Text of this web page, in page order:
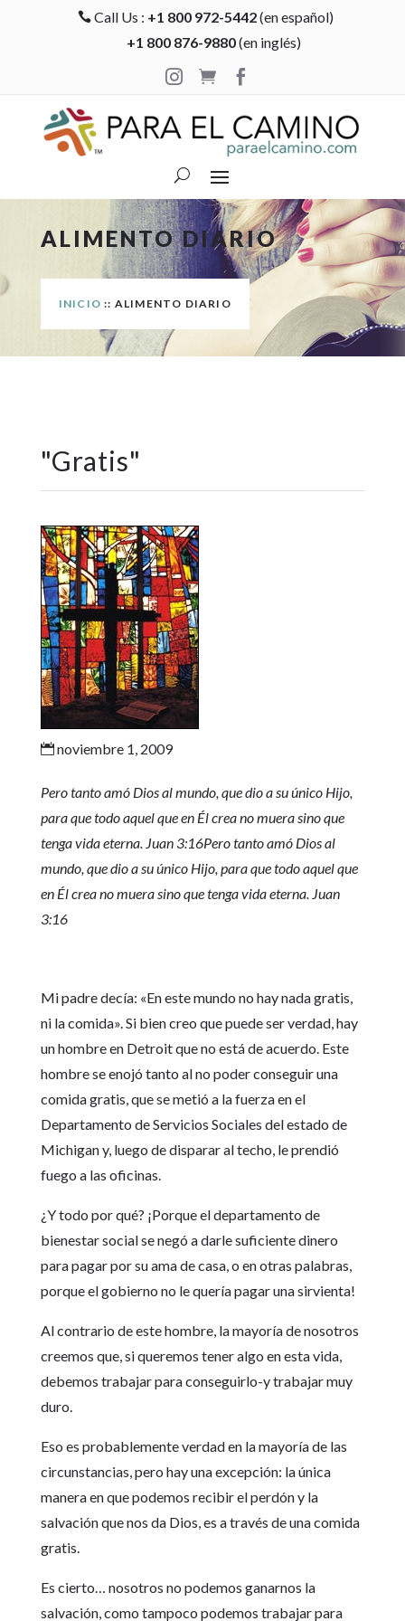
 Call Us : +1 800 972-5442(en español)
+1 800 876-9880(en inglés)

 
ALIMENTO DIARIO
INICIO :: ALIMENTO DIARIO
"Gratis"
noviembre 1, 2009
Pero tanto amó Dios al mundo, que dio a su único Hijo,
para que todo aquel que en Él crea no muera sino que
tenga vida eterna. Juan 3:16Pero tanto amó Dios al
mundo, que dio a su único Hijo, para que todo aquel que
en Él crea no muera sino que tenga vida eterna. Juan
3:16
Mi padre decía: «En este mundo no hay nada gratis,
ni la comida». Si bien creo que puede ser verdad, hay
un hombre en Detroit que no está de acuerdo. Este
hombre se enojó tanto al no poder conseguir una
comida gratis, que se metió a la fuerza en el
Departamento de Servicios Sociales del estado de
Michigan y, luego de disparar al techo, le prendió
fuego a las oficinas.
¿Y todo por qué? ¡Porque el departamento de
bienestar social se negó a darle suficiente dinero
para pagar por su ama de casa, o en otras palabras,
porque el gobierno no le quería pagar una sirvienta!
Al contrario de este hombre, la mayoría de nosotros
creemos que, si queremos tener algo en esta vida,
debemos trabajar para conseguirlo-y trabajar muy
duro.
Eso es probablemente verdad en la mayoría de las
circunstancias, pero hay una excepción: la única
manera en que podemos recibir el perdón y la
salvación que nos da Dios, es a través de una comida
gratis.
Es cierto… nosotros no podemos ganarnos la
salvación, como tampoco podemos trabajar para